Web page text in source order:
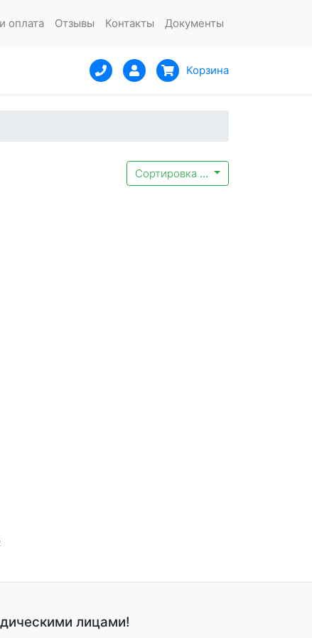
оплата Отзывы Контакты Документы
Корзина
Сортировка ...
лицами!